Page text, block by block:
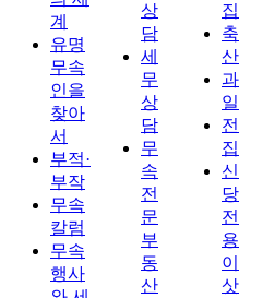
계
유명
무속
인을
찾아
서
부적·
부작
무속
칼럼
무속
행사
상
담
세
무
상
담
무
속
전
문
부
동
산
집
축
산
과
일
전
집
신
당
전
용
이
삿